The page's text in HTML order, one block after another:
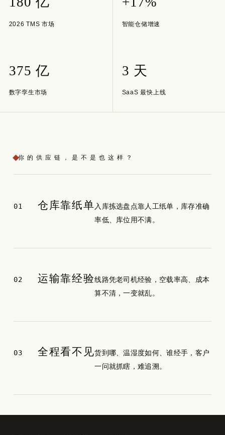
2026 TMS 市场 智能仓储增速
375 亿
数字孪生市场
3 天
SaaS 最快上线
你的供应链，是不是也这样？
01 仓库靠纸单 入库拣选盘点靠人工纸单，库存准确
率低、库位用不满。
02 运输靠经验线路凭老司机经验，空载率高、成本
算不清，一变就乱。
03 全程看不见货到哪、温湿度如何、谁经手，客户
一问就抓瞎，难追溯。